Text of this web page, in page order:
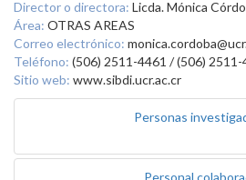
Director o directora: Licda. Mónica
Área: OTRAS AREAS
Correo electrónico:
Teléfono: (506) 2511-4461 / (506) 2511-
Sitio web: www.sibdi.ucr.ac.cr
Personas
Personal